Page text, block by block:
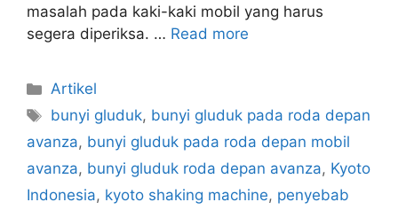
masalah pada kaki-kaki mobil yang harus
segera diperiksa. … Read more
Artikel
bunyi gluduk, bunyi gluduk pada roda depan
avanza, bunyi gluduk pada roda depan mobil
avanza, bunyi gluduk roda depan avanza, Kyoto
Indonesia, kyoto shaking machine, penyebab